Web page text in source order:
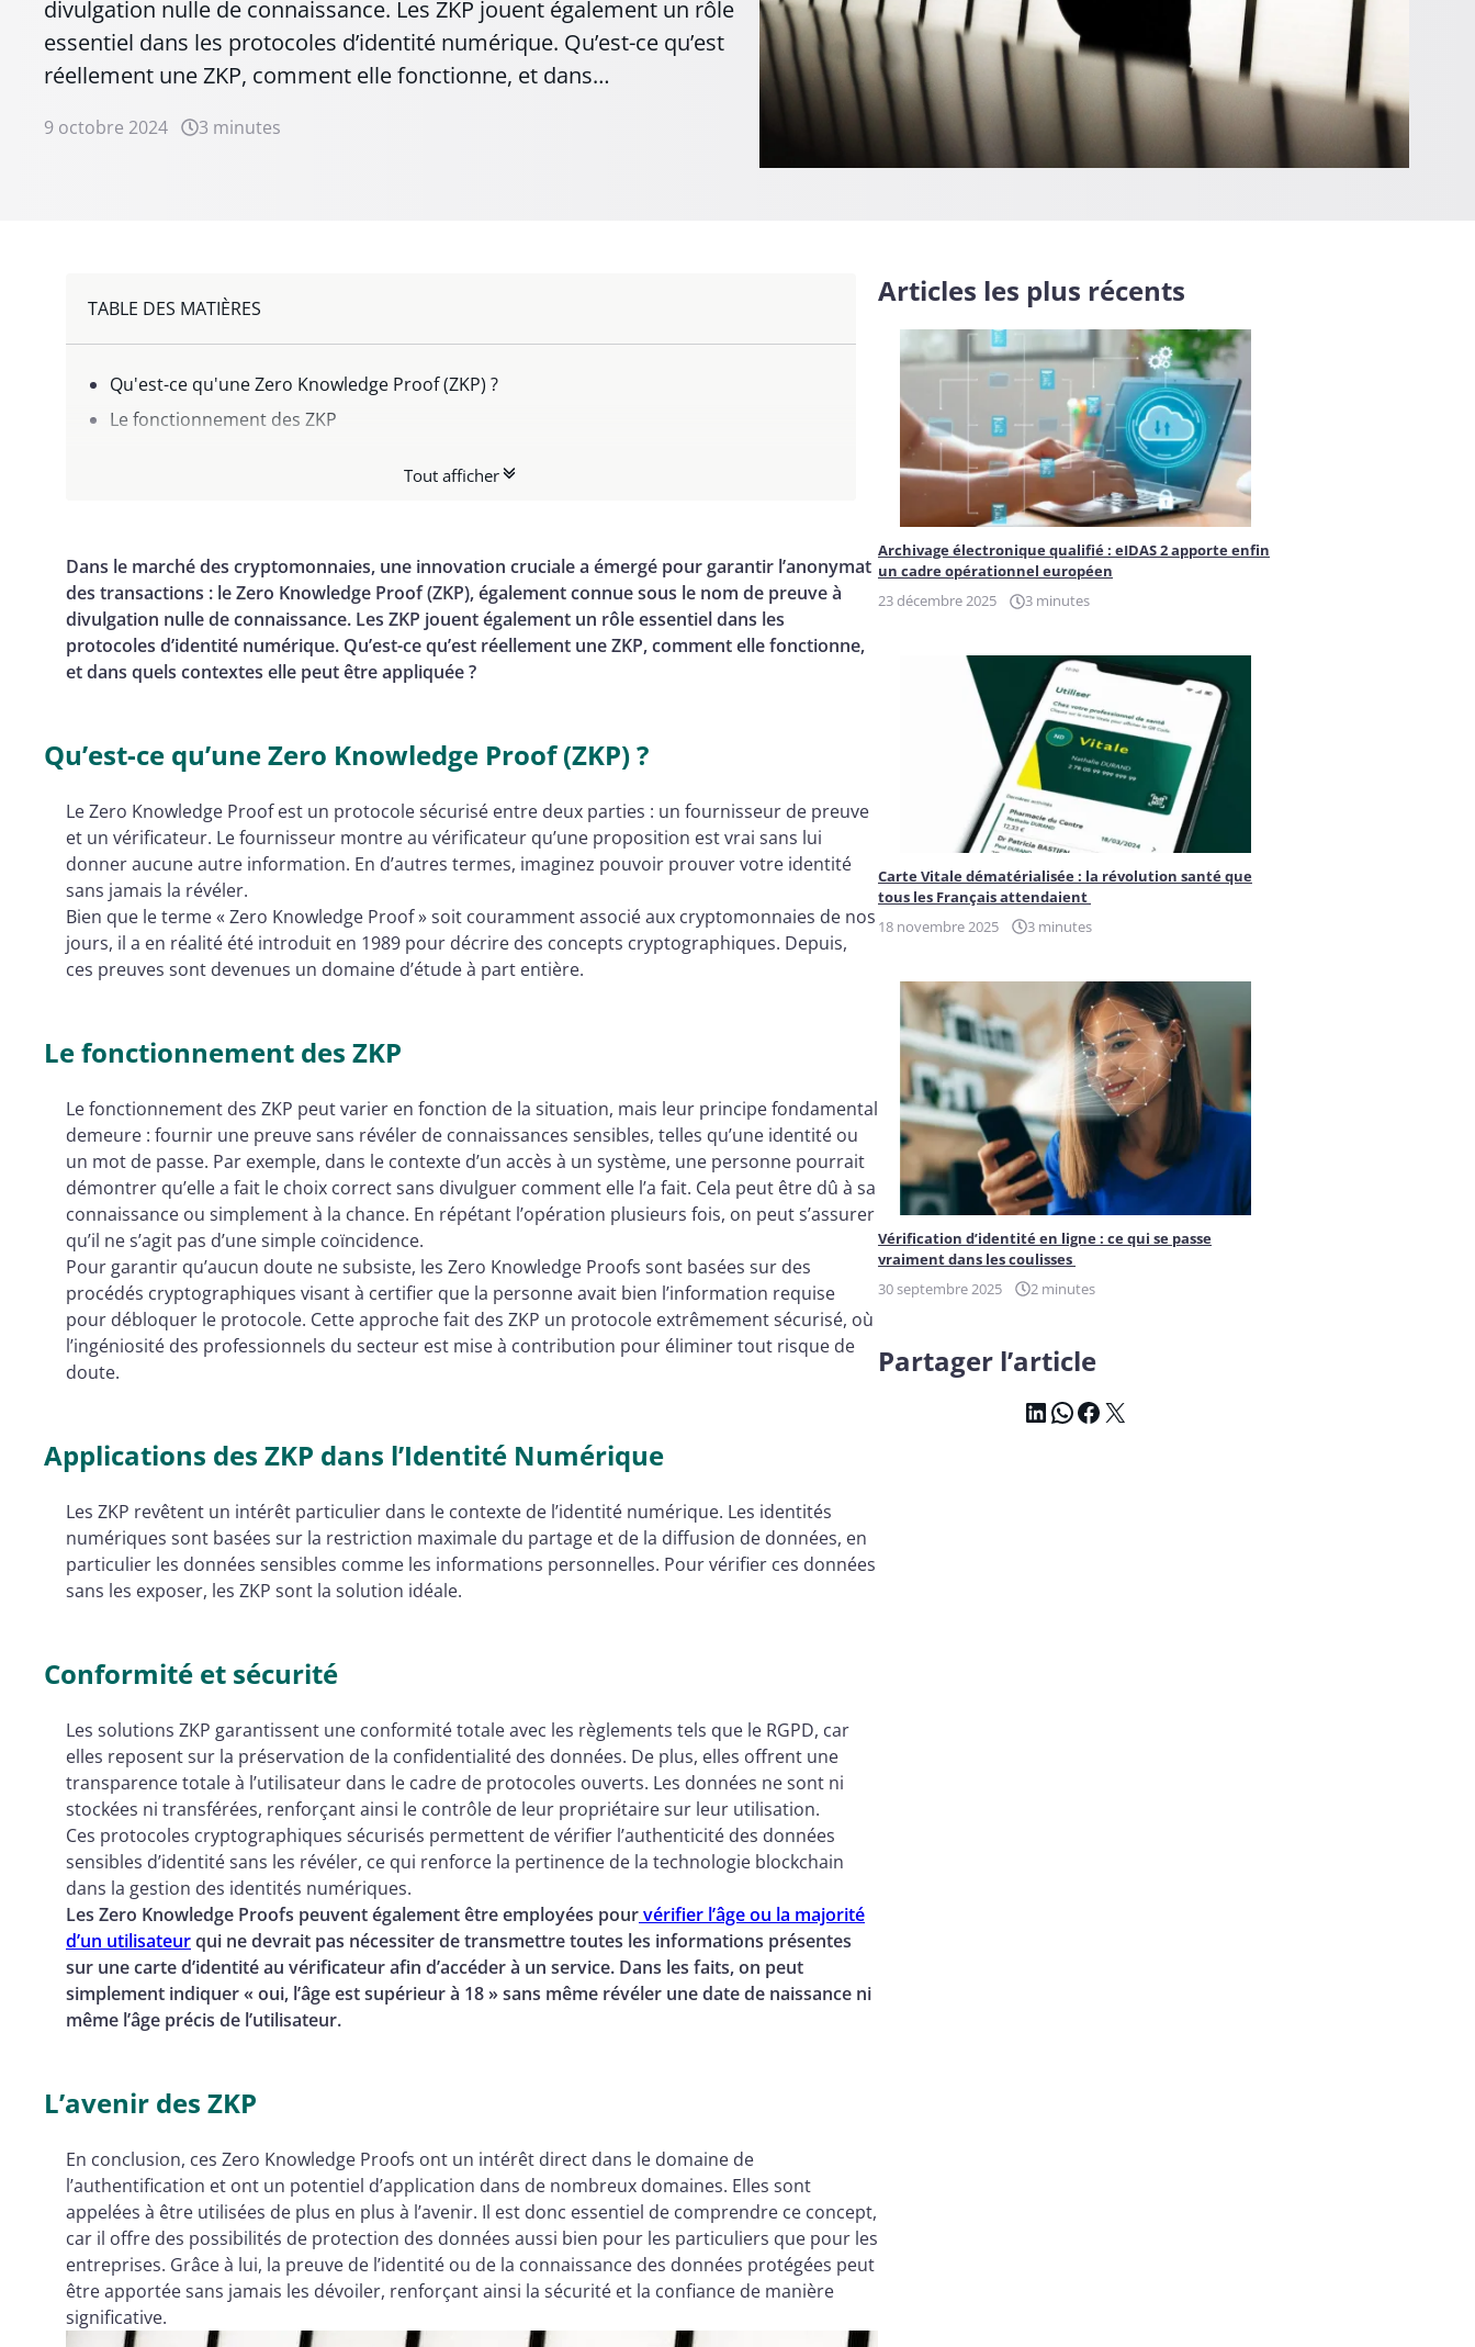
divulgation nulle de connaissance. Les ZKP jouent également un rôle
essentiel dans les protocoles d’identité numérique. Qu’est-ce qu’est
réellement une ZKP, comment elle fonctionne, et dans…
9 octobre 2024 3 minutes
TABLE DES MATIÈRES
Qu'est-ce qu'une Zero Knowledge Proof (ZKP) ?
Le fonctionnement des ZKP
Tout afficher
Dans le marché des cryptomonnaies, une innovation cruciale a émergé pour garantir l’anonymat
des transactions : le Zero Knowledge Proof (ZKP), également connue sous le nom de preuve à
divulgation nulle de connaissance. Les ZKP jouent également un rôle essentiel dans les
protocoles d’identité numérique. Qu’est-ce qu’est réellement une ZKP, comment elle fonctionne,
et dans quels contextes elle peut être appliquée ?
Qu’est-ce qu’une Zero Knowledge Proof (ZKP) ?
Le Zero Knowledge Proof est un protocole sécurisé entre deux parties : un fournisseur de preuve
et un vérificateur. Le fournisseur montre au vérificateur qu’une proposition est vrai sans lui
donner aucune autre information. En d’autres termes, imaginez pouvoir prouver votre identité
sans jamais la révéler.
Bien que le terme « Zero Knowledge Proof » soit couramment associé aux cryptomonnaies de nos
jours, il a en réalité été introduit en 1989 pour décrire des concepts cryptographiques. Depuis,
ces preuves sont devenues un domaine d’étude à part entière.
Le fonctionnement des ZKP
Le fonctionnement des ZKP peut varier en fonction de la situation, mais leur principe fondamental
demeure : fournir une preuve sans révéler de connaissances sensibles, telles qu’une identité ou
un mot de passe. Par exemple, dans le contexte d’un accès à un système, une personne pourrait
démontrer qu’elle a fait le choix correct sans divulguer comment elle l’a fait. Cela peut être dû à sa
connaissance ou simplement à la chance. En répétant l’opération plusieurs fois, on peut s’assurer
qu’il ne s’agit pas d’une simple coïncidence.
Pour garantir qu’aucun doute ne subsiste, les Zero Knowledge Proofs sont basées sur des
procédés cryptographiques visant à certifier que la personne avait bien l’information requise
pour débloquer le protocole. Cette approche fait des ZKP un protocole extrêmement sécurisé, où
l’ingéniosité des professionnels du secteur est mise à contribution pour éliminer tout risque de
doute.
Applications des ZKP dans l’Identité Numérique
Les ZKP revêtent un intérêt particulier dans le contexte de l’identité numérique. Les identités
numériques sont basées sur la restriction maximale du partage et de la diffusion de données, en
particulier les données sensibles comme les informations personnelles. Pour vérifier ces données
sans les exposer, les ZKP sont la solution idéale.
Conformité et sécurité
Les solutions ZKP garantissent une conformité totale avec les règlements tels que le RGPD, car
elles reposent sur la préservation de la confidentialité des données. De plus, elles offrent une
transparence totale à l’utilisateur dans le cadre de protocoles ouverts. Les données ne sont ni
stockées ni transférées, renforçant ainsi le contrôle de leur propriétaire sur leur utilisation.
Ces protocoles cryptographiques sécurisés permettent de vérifier l’authenticité des données
sensibles d’identité sans les révéler, ce qui renforce la pertinence de la technologie blockchain
dans la gestion des identités numériques.
Les Zero Knowledge Proofs peuvent également être employées pourvérifier l’âge ou la majorité
d’un utilisateurqui ne devrait pas nécessiter de transmettre toutes les informations présentes
sur une carte d’identité au vérificateur afin d’accéder à un service. Dans les faits, on peut
simplement indiquer « oui, l’âge est supérieur à 18 » sans même révéler une date de naissance ni
même l’âge précis de l’utilisateur.
L’avenir des ZKP
En conclusion, ces Zero Knowledge Proofs ont un intérêt direct dans le domaine de
l’authentification et ont un potentiel d’application dans de nombreux domaines. Elles sont
appelées à être utilisées de plus en plus à l’avenir. Il est donc essentiel de comprendre ce concept,
car il offre des possibilités de protection des données aussi bien pour les particuliers que pour les
entreprises. Grâce à lui, la preuve de l’identité ou de la connaissance des données protégées peut
être apportée sans jamais les dévoiler, renforçant ainsi la sécurité et la confiance de manière
significative.
Articles les plus récents
Archivage électronique qualifié : eIDAS 2 apporte enfin
un cadre opérationnel européen
23 décembre 2025
3 minutes
Carte Vitale dématérialisée : la révolution santé que
tous les Français attendaient
18 novembre 2025
3 minutes
Vérification d’identité en ligne : ce qui se passe
vraiment dans les coulisses
30 septembre 2025
2 minutes
Partager l’article
LinkedIn WhatsApp Facebook X